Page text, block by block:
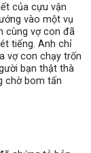
của cựu vận
vào một vụ
cùng vợ con đã
tiếng. Anh chỉ
vợ con chạy trốn
bạn thật thà
chờ bom tấn